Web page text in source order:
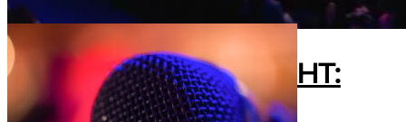
«Караоке Клаб» на ТНТ:
Почему все поют?